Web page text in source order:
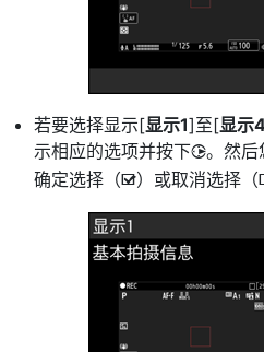
若要选择显示[显示1]至[显示
示相应的选项并按下2。然后
确定选择（M）或取消选择（